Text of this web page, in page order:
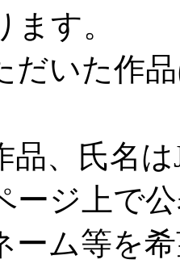
ます。
だいた作
品、氏名
ージ上で
ーム等を